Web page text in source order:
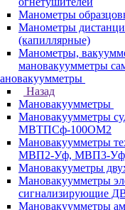
Манометры
Манометры
(капиллярные)
Манометры,
мановакуумметры
Назад
Мановакуумметры
Мановакуумметры
МВТПСф-100ОМ2
Мановакуумметры
МВП2-Уф, МВП3-
Мановакууметры
Мановакуумметры
сигнализирующие
Мановакуумметры